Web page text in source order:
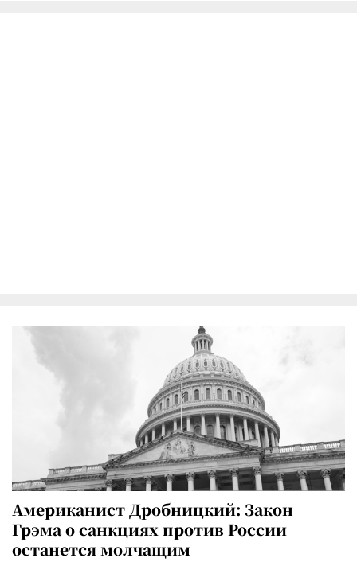
Американист Дробницкий: Закон
Грэма о санкциях против России
останется молчащим